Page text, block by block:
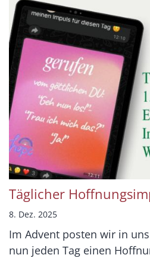
Täglicher
8. Dez. 2025
Im Advent posten wir in
nun jeden Tag einen